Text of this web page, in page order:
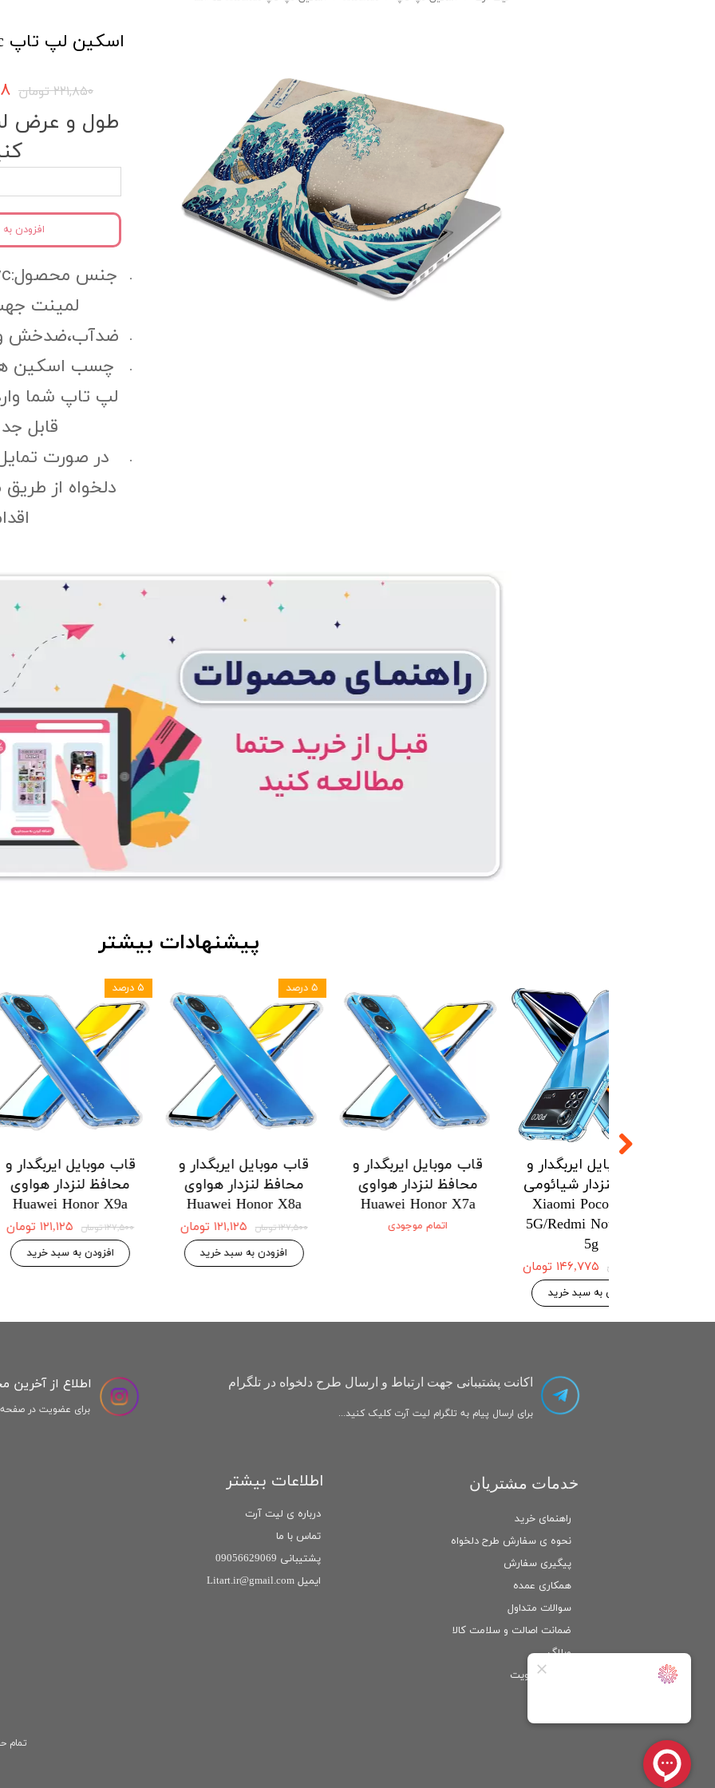
اسکین لپ تاپ Aesthetic کد ais7
۲۲۱,۸۵۰ تومان
لمینت
ضدآب،ضدخش و
چسب اسکین
لپ تاپ شما
قابل
در صورت
دلخواه از
طول و عرض
افزودن
قاب موبایل
محافظ
X9a
۱۲۷,۵۰۰ تومان
افزودن به
قاب موبایل ایربگدار و
محافظ لنزدار هواوی
Huawei Honor X8a
۱۲۷,۵۰۰ تومان ۱۲۱,۱۲۵ تومان
افزودن به سبد خرید
قاب موبایل ایربگدار و
محافظ لنزدار هواوی
Huawei Honor X7a
قاب موبایل ایربگدار و
محافظ لنزدار شیائومی
Xiaomi Poco X5pro
5G/Redmi Note 12pro
۱۵۴,۵۰۰ تومان ۱۴۶,۷۷۵ تومان
افزودن به سبد خرید
پیشنهادات بیشتر
راهنمای خرید
نحوه ی سفارش طرح دلخواه
پیگیری سفارش
همکاری عمده
سوالات متداول
ضمانت اصالت و سلامت كالا
وبلاگ
خدمات مشتریان
اکانت پشتیبانی جهت ارتباط و ارسال طرح دلخواه در تلگرام
برای ارسال پیام به تلگرام لیت آرت کلیک کنید...
اطلاعات بیشتر
درباره ی لیت آرت
تماس با ما
پشتیبانی 09056629069
ایمیل Litart.ir@gmail.com
تمام
اطلاع از
برای عضویت در صفحه
عضویت